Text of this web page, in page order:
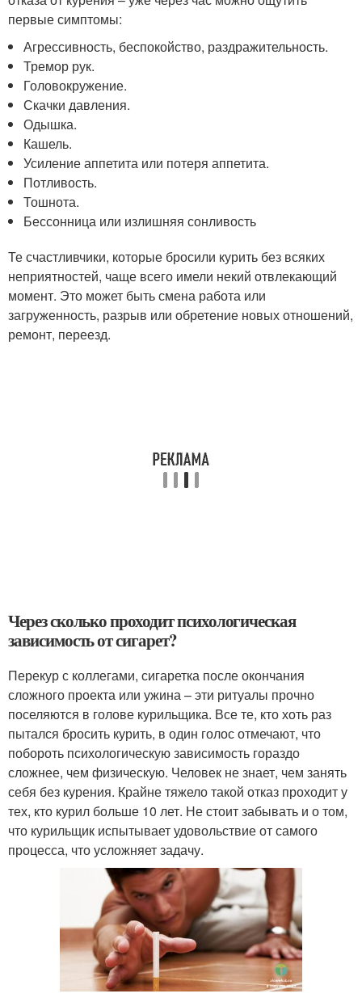
первые симптомы:
Агрессивность, беспокойство, раздражительность.
Тремор рук.
Головокружение.
Скачки давления.
Одышка.
Кашель.
Усиление аппетита или потеря аппетита.
Потливость.
Тошнота.
Бессонница или излишняя сонливость
Те счастливчики, которые бросили курить без всяких
неприятностей, чаще всего имели некий отвлекающий
момент. Это может быть смена работа или
загруженность, разрыв или обретение новых отношений,
ремонт, переезд.
Через сколько проходит психологическая
зависимость от сигарет?
Перекур с коллегами, сигаретка после окончания
сложного проекта или ужина – эти ритуалы прочно
поселяются в голове курильщика. Все те, кто хоть раз
пытался бросить курить, в один голос отмечают, что
побороть психологическую зависимость гораздо
сложнее, чем физическую. Человек не знает, чем занять
себя без курения. Крайне тяжело такой отказ проходит у
тех, кто курил больше 10 лет. Не стоит забывать и о том,
что курильщик испытывает удовольствие от самого
процесса, что усложняет задачу.